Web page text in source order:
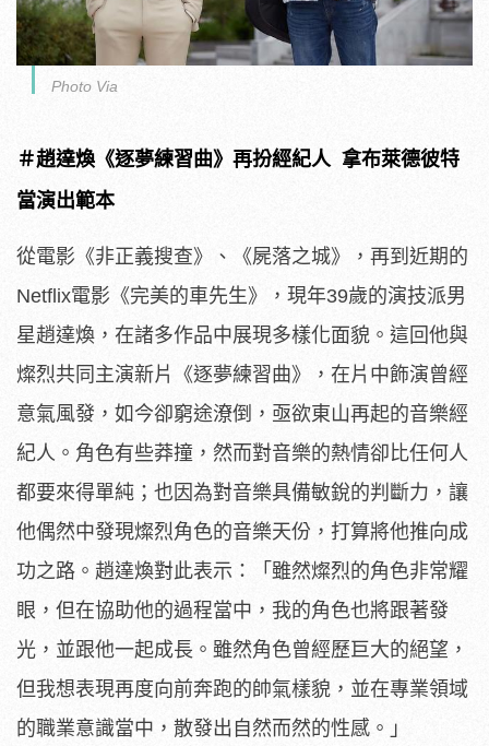
Photo Via
＃趙達煥《逐夢練習曲》再扮經紀人 拿布萊德彼特
當演出範本
從電影《非正義搜查》、《屍落之城》，再到近期的
Netflix電影《完美的車先生》，現年39歲的演技派男
星趙達煥， 在諸多作品中展現多樣化面貌。這回他與
燦烈共同主演新片《逐夢練習曲》，在片中飾演曾經
意氣風發，如今卻窮途潦倒， 亟欲東山再起的音樂經
紀人。角色有些莽撞， 然而對音樂的熱情卻比任何人
都要來得單純； 也因為對音樂具備敏銳的判斷力， 讓
他偶然中發現燦烈角色的音樂天份，打算將他推向成
功之路。趙達煥對此表示：「雖然燦烈的角色非常耀
眼，但在協助他的過程當中， 我的角色也將跟著發
光，並跟他一起成長。 雖然角色曾經歷巨大的絕望，
但我想表現再度向前奔跑的帥氣樣貌， 並在專業領域
的職業意識當中，散發出自然而然的性感。」